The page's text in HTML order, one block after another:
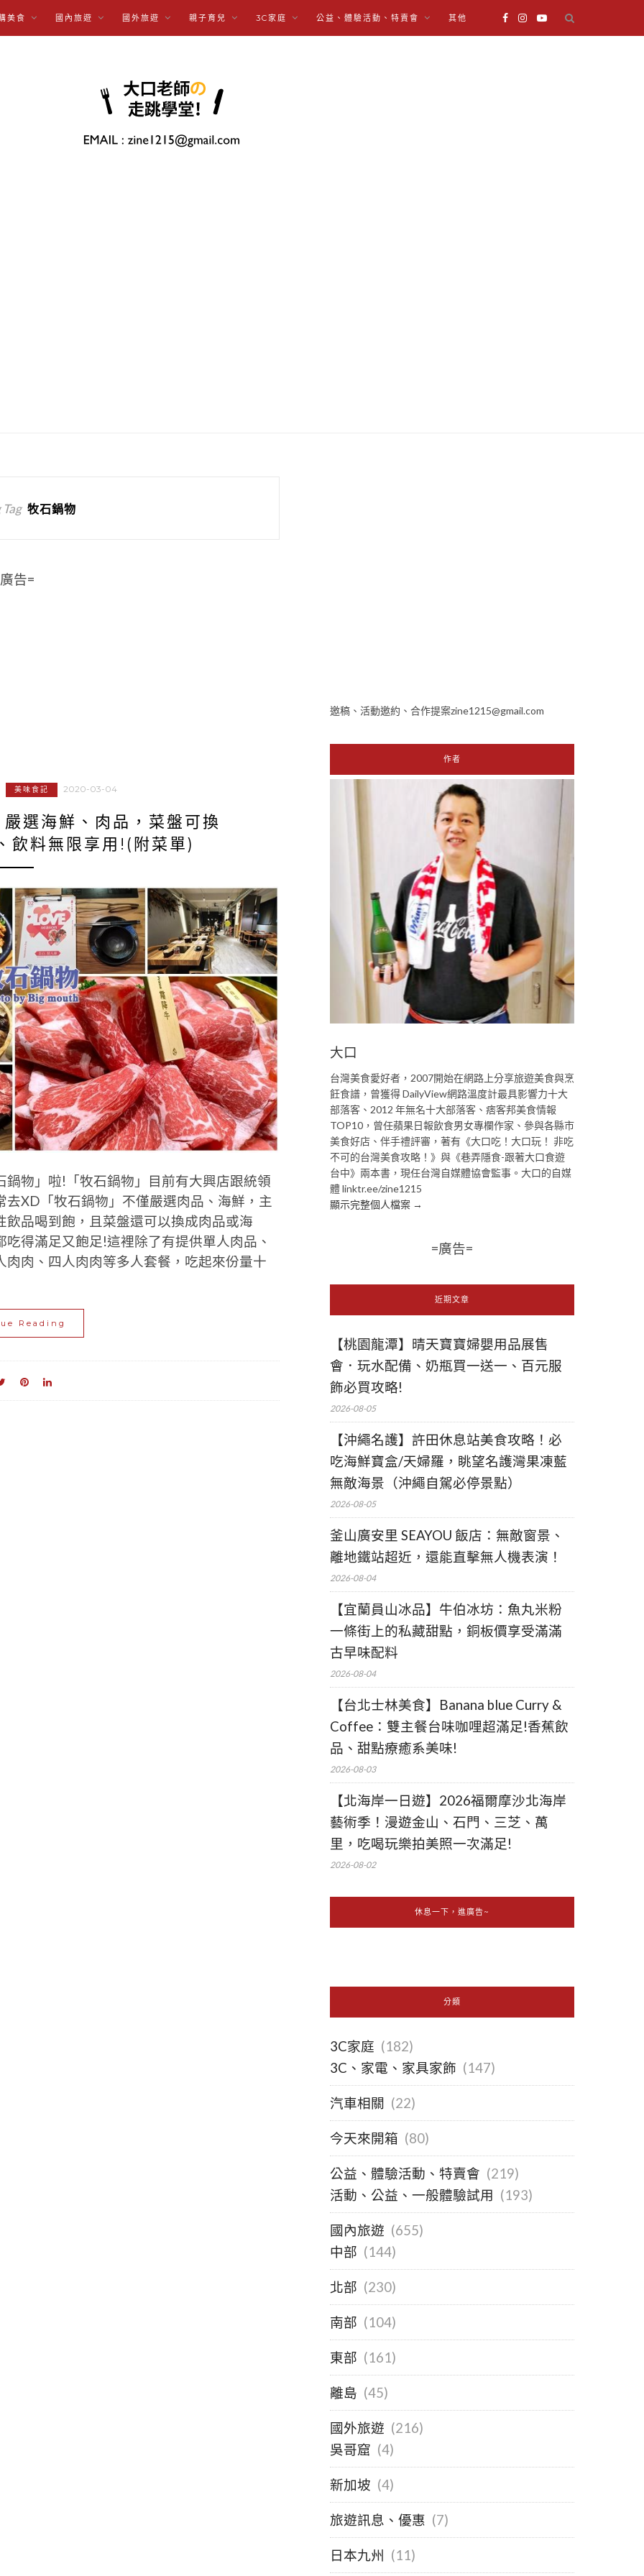
美食 國內旅遊 國外旅遊 親子育兒 3C家庭 公益、體驗活動、特賣會 其他
牧石鍋物
告=
美味食記 2020-03-04
嚴選海鮮、肉品，菜盤可換
飲料無限享用!(附菜單)
物」啦!「牧石鍋物」目前有大興店跟統領
XD「牧石鍋物」不僅嚴選肉品、海鮮，主
品喝到飽，且菜盤還可以換成肉品或海
得滿足又飽足!這裡除了有提供單人肉品、
肉、四人肉肉等多人套餐，吃起來份量十
Reading
邀稿、活動邀約、合作提案zine1215@gmail.com
作者
大口
台灣美食愛好者，2007開始在網路上分享旅遊美食與烹
飪食譜，曾獲得 DailyView網路溫度計最具影響力十大
部落客、2012 年無名十大部落客、痞客邦美食情報
TOP10，曾任蘋果日報飲食男女專欄作家、參與各縣市
美食好店、伴手禮評審，著有《大口吃！大口玩！ 非吃
不可的台灣美食攻略！》與《巷弄隱食-跟著大口食遊
台中》兩本書，現任台灣自媒體協會監事。大口的自媒
體 linktr.ee/zine1215
顯示完整個人檔案 →
=廣告=
近期文章
【桃園龍潭】晴天寶寶婦嬰用品展售
會．玩水配備、奶瓶買一送一、百元服
飾必買攻略!
2026-08-05
【沖繩名護】許田休息站美食攻略！必
吃海鮮寶盒/天婦羅，眺望名護灣果凍藍
無敵海景（沖繩自駕必停景點）
2026-08-05
釜山廣安里 SEAYOU 飯店：無敵窗景、
離地鐵站超近，還能直擊無人機表演！
2026-08-04
【宜蘭員山冰品】牛伯冰坊：魚丸米粉
一條街上的私藏甜點，銅板價享受滿滿
古早味配料
2026-08-04
【台北士林美食】Banana blue Curry &
Coffee：雙主餐台味咖哩超滿足!香蕉飲
品、甜點療癒系美味!
2026-08-03
【北海岸一日遊】2026福爾摩沙北海岸
藝術季！漫遊金山、石門、三芝、萬
里，吃喝玩樂拍美照一次滿足!
2026-08-02
休息一下，進廣告~
分類
3C家庭 (182)
3C、家電、家具家飾 (147)
汽車相關 (22)
今天來開箱 (80)
公益、體驗活動、特賣會 (219)
活動、公益、一般體驗試用 (193)
國內旅遊 (655)
中部 (144)
北部 (230)
南部 (104)
東部 (161)
離島 (45)
國外旅遊 (216)
吳哥窟 (4)
新加坡 (4)
旅遊訊息、優惠 (7)
日本九州 (11)